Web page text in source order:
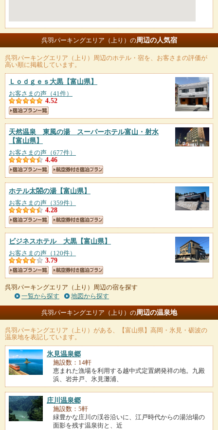
呉羽パーキングエリア（上り）の周辺の人気宿
呉羽パーキングエリア（上り） 周辺のホテル・宿を、お客さまの評価が
高い順に掲載しています。
Ｌｏｄｇｅｓ大黒 【富山県】
お客さまの声（41件）
4.52
天然温泉 東風の湯 スーパーホテル富山・射水
【富山県】
お客さまの声（677件）
4.46
ホテル太閤の湯【富山県】
お客さまの声（359件）
4.28
ビジネスホテル 大黒 【富山県】
お客さまの声（120件）
3.79
呉羽パーキングエリア（上り）周辺の宿を探す
一覧から探す
地図から探す
呉羽パーキングエリア（上り）の周辺の温泉地
呉羽パーキングエリア（上り） がある、【富山県】高岡・氷見・砺波の
温泉地を表記しています。
氷見温泉郷
施設数：14軒
恵まれた漁場を利用する越中式定置網発祥の地。九殿
浜、岩井戸、氷見灘浦、
庄川温泉郷
施設数：5軒
緑豊かな庄川の渓谷沿いに、江戸時代からの湯治場の
面影を残す温泉街と、近